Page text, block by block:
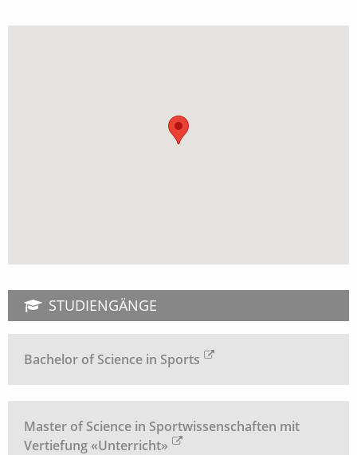
STUDIENGÄNGE
Bachelor of Science in Sports
Master of Science in Sportwissenschaften mit
Vertiefung «Unterricht»